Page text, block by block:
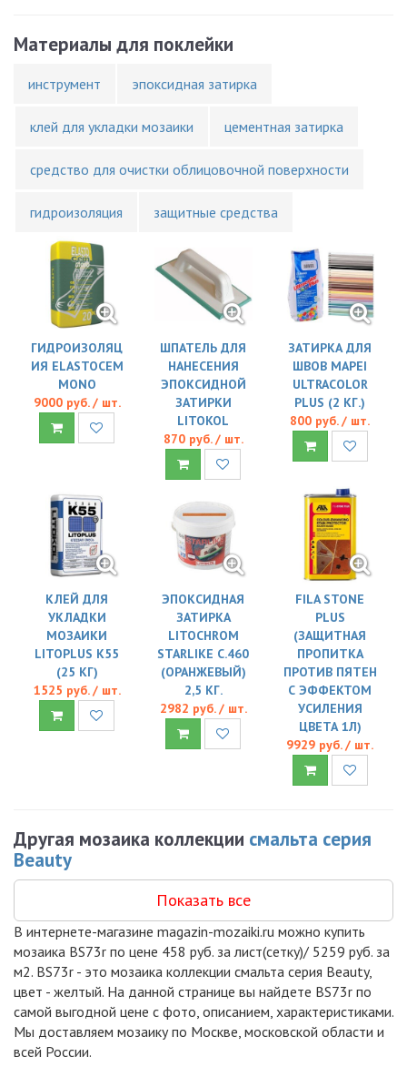
Материалы для поклейки
инструмент эпоксидная затирка
клей для укладки мозаики цементная затирка
средство для очистки облицовочной поверхности
гидроизоляция защитные средства
ГИДРОИЗОЛЯЦ
ИЯ ELASTOCEM
MONO
9000 руб. / шт.
ШПАТЕЛЬ ДЛЯ
НАНЕСЕНИЯ
ЭПОКСИДНОЙ
ЗАТИРКИ
LITOKOL
870 руб. / шт.
ЗАТИРКА ДЛЯ
ШВОВ MAPEI
ULTRACOLOR
PLUS (2 КГ.)
800 руб. / шт.
КЛЕЙ ДЛЯ
УКЛАДКИ
МОЗАИКИ
LITOPLUS K55
(25 КГ)
1525 руб. / шт.
ЭПОКСИДНАЯ
ЗАТИРКА
LITOCHROM
STARLIKE C.460
(ОРАНЖЕВЫЙ)
2,5 КГ.
2982 руб. / шт.
FILA STONE
PLUS
(ЗАЩИТНАЯ
ПРОПИТКА
ПРОТИВ ПЯТЕН
С ЭФФЕКТОМ
УСИЛЕНИЯ
ЦВЕТА 1Л)
9929 руб. / шт.
Другая мозаика коллекции смальта серия
Beauty
Показать все
В интернете-магазине magazin-mozaiki.ru можно купить
мозаика BS73r по цене 458 руб. за лист(сетку)/ 5259 руб. за
м2. BS73r - это мозаика коллекции смальта серия Beauty,
цвет - желтый. На данной странице вы найдете BS73r по
самой выгодной цене с фото, описанием, характеристиками.
Мы доставляем мозаику по Москве, московской области и
всей России.